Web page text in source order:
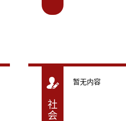
社
会
暂无内容